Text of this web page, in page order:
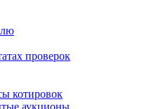
проверок
котировок
аукционы